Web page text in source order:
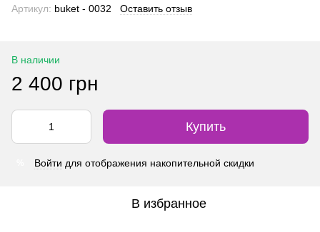
Артикул: buket - 0032 Оставить отзыв
В наличии
2 400 грн
Купить
Войти для отображения накопительной скидки
В избранное